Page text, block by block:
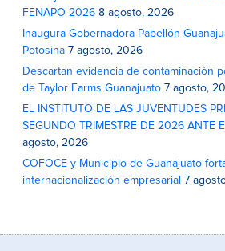
FENAPO 2026 8 agosto, 2026
Inaugura Gobernadora Pabellón
Potosina 7 agosto, 2026
Descartan evidencia de contaminación
de Taylor Farms Guanajuato 7 agosto,
EL INSTITUTO DE LAS JUVENTUDES
SEGUNDO TRIMESTRE DE 2026 ANTE
agosto, 2026
COFOCE y Municipio de Guanajuato
internacionalización empresarial 7